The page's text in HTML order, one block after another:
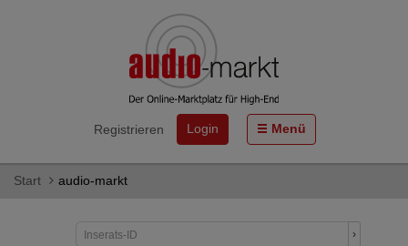
Registrieren Login Menü
Start audio-markt
›